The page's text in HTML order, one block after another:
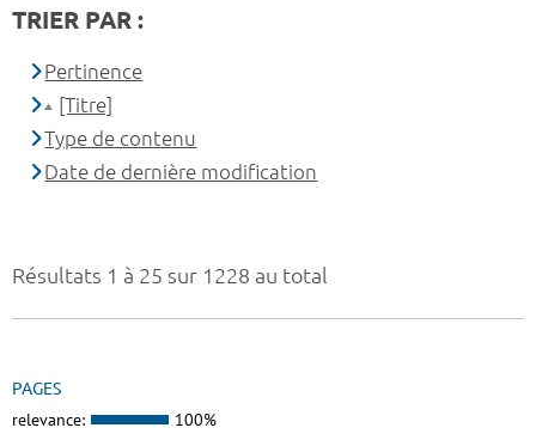
Résultats 1 à 25 sur 1228 au total
PAGES
relevance: 100%
TRIER PAR :
Pertinence
[Titre]
Type de contenu
Date de dernière modification